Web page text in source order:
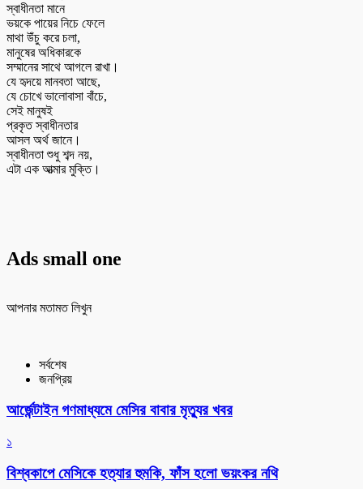
স্বাধীনতা মানে
ভয়কে পায়ের নিচে ফেলে
মাথা উঁচু করে চলা,
মানুষের অধিকারকে
সম্মানের সাথে আগলে রাখা।
যে হৃদয়ে মানবতা আছে,
যে চোখে ভালোবাসা বাঁচে,
সেই মানুষই
প্রকৃত স্বাধীনতার
আসল অর্থ জানে।
স্বাধীনতা শুধু শব্দ নয়,
এটা এক আত্মার মুক্তি।
Ads small one
আপনার মতামত লিখুন
সর্বশেষ
জনপ্রিয়
আর্জেন্টাইন গণমাধ্যমে মেসির বাবার মৃত্যুর খবর
১
বিশ্বকাপে মেসিকে হত্যার হুমকি, ফাঁস হলো ভয়ংকর নথি